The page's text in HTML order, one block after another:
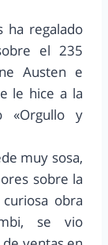
ha regalado
el 235
Austen e
le hice a la
«Orgullo y
muy sosa,
sobre la
obra
se vio